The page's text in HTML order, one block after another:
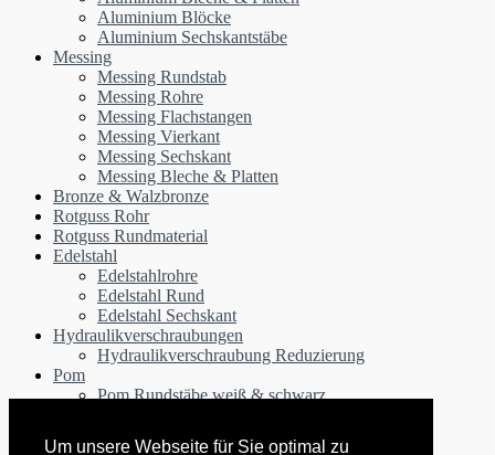
Um unsere Webseite für Sie optimal zu
Aluminium Blöcke
Aluminium Sechskantstäbe
Messing
Messing Rundstab
Messing Rohre
Messing Flachstangen
Messing Vierkant
Messing Sechskant
Messing Bleche & Platten
Bronze & Walzbronze
Rotguss Rohr
Rotguss Rundmaterial
Edelstahl
Edelstahlrohre
Edelstahl Rund
Edelstahl Sechskant
Hydraulikverschraubungen
Hydraulikverschraubung Reduzierung
Pom
Pom Rundstäbe weiß & schwarz